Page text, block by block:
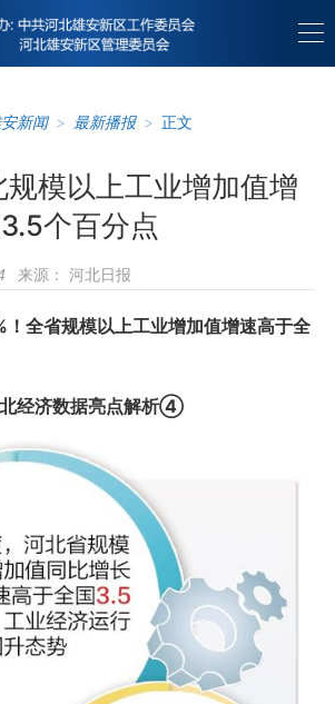
新闻 > 最新播报 > 正文
模以上工业增加值增
个百分点
来源： 河北日报
省规模以上工业增加值增速高于全
济数据亮点解析④